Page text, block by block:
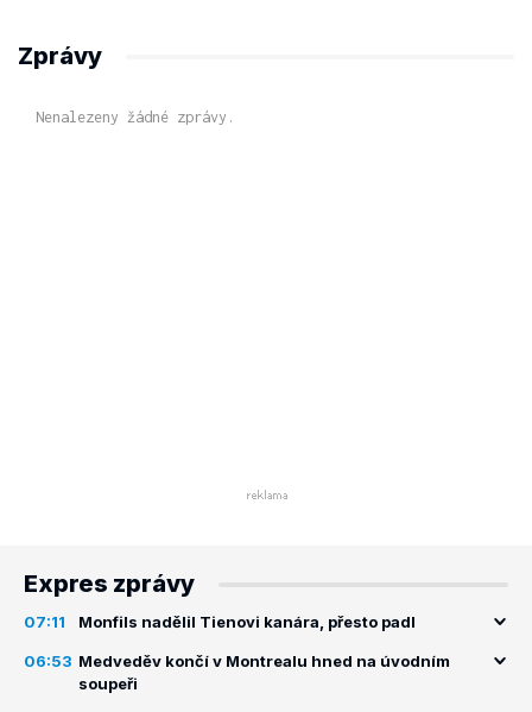
Zprávy
Nenalezeny žádné zprávy.
Expres zprávy
07:11 Monfils nadělil Tienovi kanára, přesto padl
06:53 Medveděv končí v Montrealu hned na úvodním
soupeři